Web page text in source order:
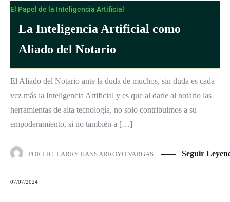
El Papel de la Inteligencia Artificial
La Inteligencia Artificial como
Aliado del Notario
El Aliado del Notario ante la duda de muchos, sin duda es cada
vez más la Inteligencia Artificial y es que al darle al notario las
herramientas de alta tecnología, no solo contribuimos a su
empoderamiento, si no también a […]
POR LIC. LARRY HANS ARROYO VARGAS Seguir
07/07/2024